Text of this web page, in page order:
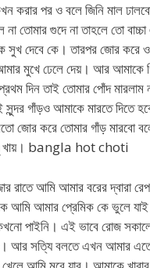
করার পর ও বলে জিনি মাল
তোমার গুদে না তাহলে তো
সুখ দেবে কে। তারপর জোর করে
মুখে ঢেলে দেয়। আর আমাকে
দিন তাই তোমার পোঁদ মারলাম
গাঁড়ও আমাকে মারতে দিতে
জোর করে তোমার গাঁড় মারবো
খায়। bangla hot choti
রাতে আমি আমার বরের দ্বারা
আমি আমার প্রেমিক কে ভুলে
পাইনি। এই ভাবে রোজ
আর সত্যি বলতে এখন আমার